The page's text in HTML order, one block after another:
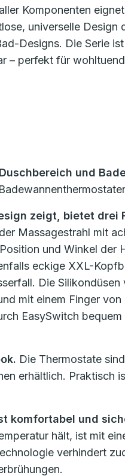
Komponenten
universelle Design
Designs. Die Serie
– perfekt für
und
zeigt, bietet drei
Massagestrahl mit
und Winkel der
eckige XXL-
Die
mit einem Finger von
EasySwitch bequem
Die Thermostate
erhältlich. Praktisch
komfortabel und
hält, ist mit
verhindert